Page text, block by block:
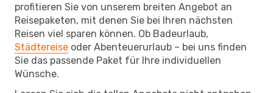
profitieren Sie von unserem breiten Angebot an
Reisepaketen, mit denen Sie bei Ihren nächsten
Reisen viel sparen können. Ob Badeurlaub,
Städtereise oder Abenteuerurlaub – bei uns finden
Sie das passende Paket für Ihre individuellen
Wünsche.